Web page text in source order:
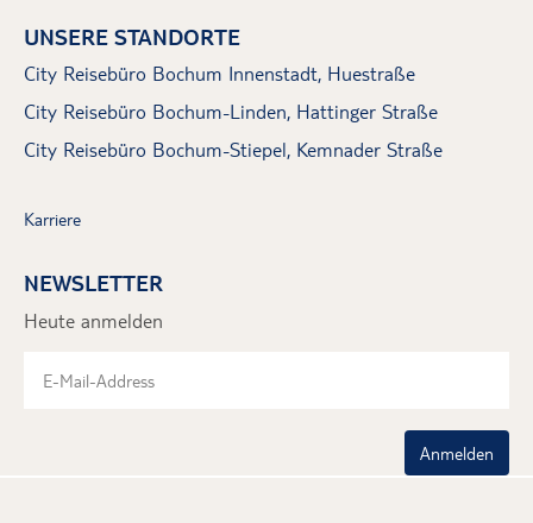
UNSERE STANDORTE
City Reisebüro Bochum Innenstadt, Huestraße
City Reisebüro Bochum-Linden, Hattinger Straße
City Reisebüro Bochum-Stiepel, Kemnader Straße
Karriere
NEWSLETTER
Heute anmelden
Anmelden